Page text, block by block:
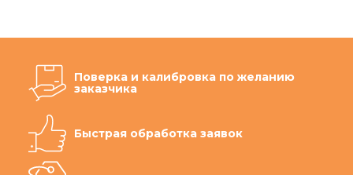
Поверка и калибровка по желанию
заказчика
Быстрая обработка заявок